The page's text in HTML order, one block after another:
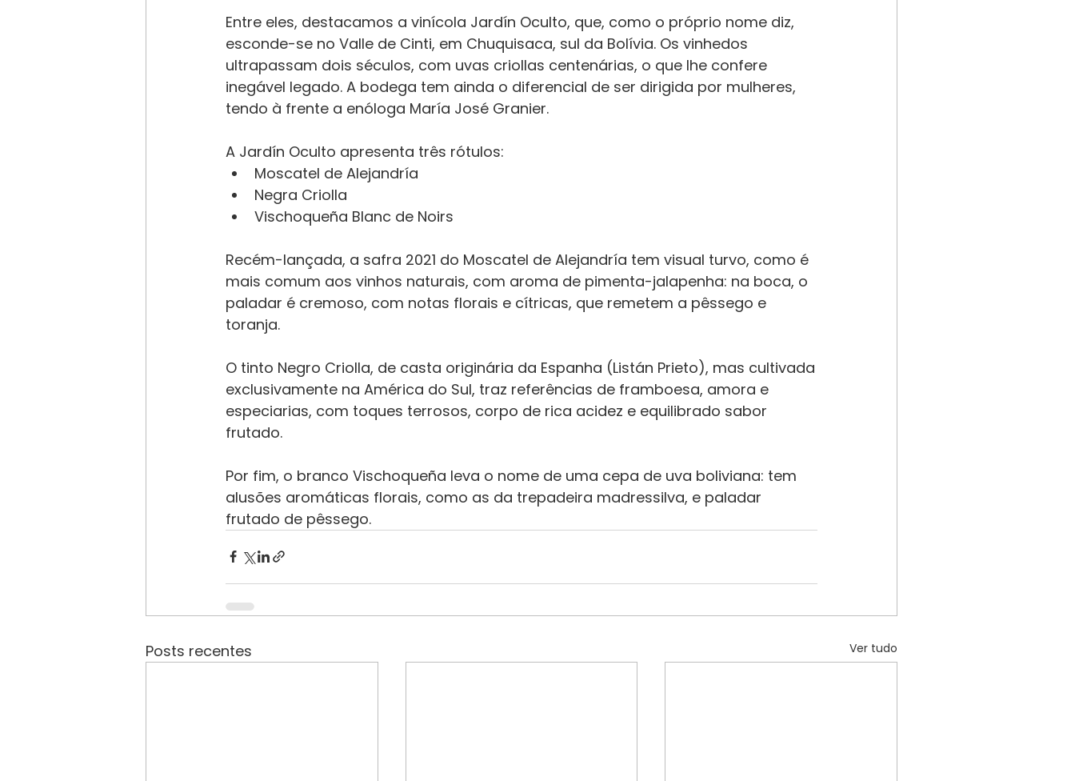
Entre eles, destacamos a vinícola Jardín Oculto, que, como o próprio nome diz,
esconde-se no Valle de Cinti, em Chuquisaca, sul da Bolívia. Os vinhedos
ultrapassam dois séculos, com uvas criollas centenárias, o que lhe confere
inegável legado. A bodega tem ainda o diferencial de ser dirigida por mulheres,
tendo à frente a enóloga María José Granier.
A Jardín Oculto apresenta três rótulos:
Moscatel de Alejandría
Negra Criolla
Vischoqueña Blanc de Noirs
Recém-lançada, a safra 2021 do Moscatel de Alejandría tem visual turvo, como é
mais comum aos vinhos naturais, com aroma de pimenta-jalapenha: na boca, o
paladar é cremoso, com notas florais e cítricas, que remetem a pêssego e
toranja.
O tinto Negro Criolla, de casta originária da Espanha (Listán Prieto), mas cultivada
exclusivamente na América do Sul, traz referências de framboesa, amora e
especiarias, com toques terrosos, corpo de rica acidez e equilibrado sabor
frutado.
Por fim, o branco Vischoqueña leva o nome de uma cepa de uva boliviana: tem
alusões aromáticas florais, como as da trepadeira madressilva, e paladar
frutado de pêssego.
Posts recentes Ver tudo